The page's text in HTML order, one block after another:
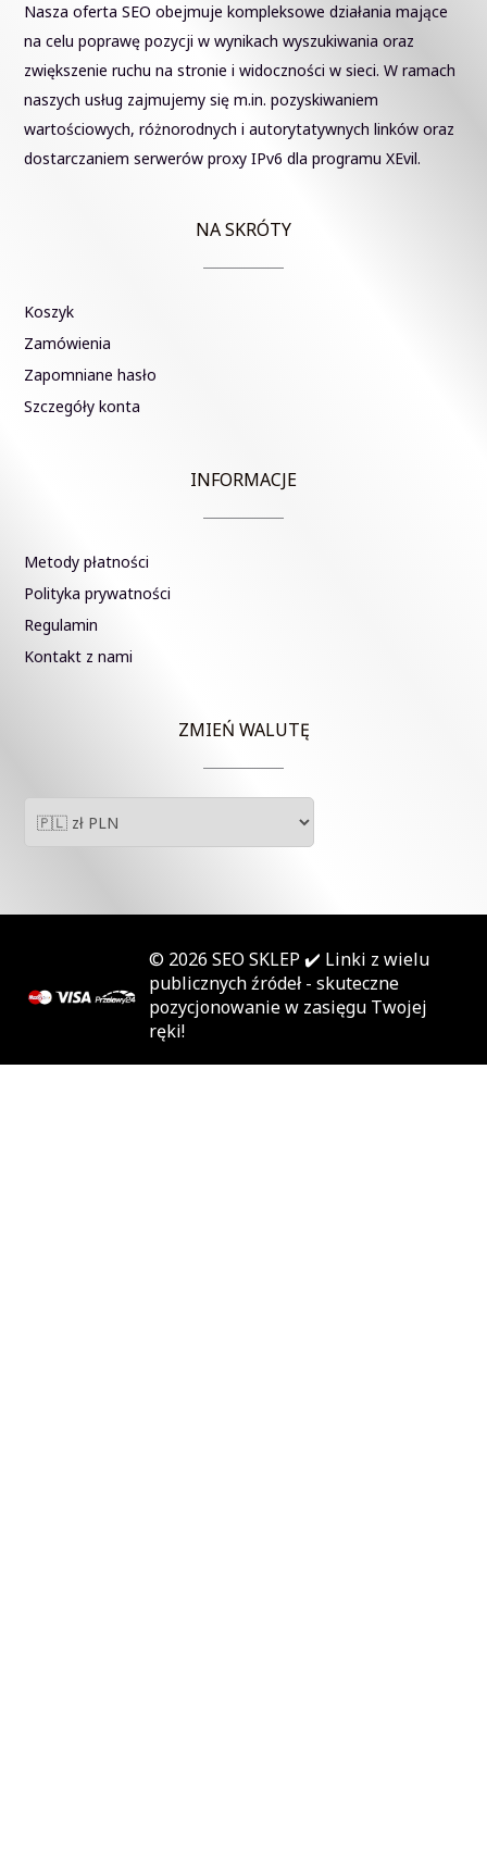
Nasza oferta SEO obejmuje kompleksowe działania mające
na celu poprawę pozycji w wynikach wyszukiwania oraz
zwiększenie ruchu na stronie i widoczności w sieci. W ramach
naszych usług zajmujemy się m.in. pozyskiwaniem
wartościowych, różnorodnych i autorytatywnych linków oraz
dostarczaniem serwerów proxy IPv6 dla programu XEvil.
NA SKRÓTY
Koszyk
Zamówienia
Zapomniane hasło
Szczegóły konta
INFORMACJE
Metody płatności
Polityka prywatności
Regulamin
Kontakt z nami
ZMIEŃ WALUTĘ
© 2026SEO SKLEP ✔️ Linki z wielu
publicznych źródeł - skuteczne
pozycjonowanie w zasięgu Twojej
ręki!